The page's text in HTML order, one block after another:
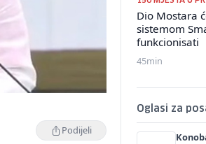
Podijeli
Dio Mostara
sistemom
funkcionisati
45min
Oglasi za